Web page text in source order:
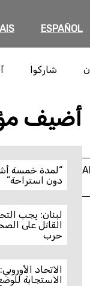
ESPAÑOL
شاركوا
أضيف
دون استراحة”
لبنان: يجب
القاتل على
حرب
الاتحاد
الاستجابة